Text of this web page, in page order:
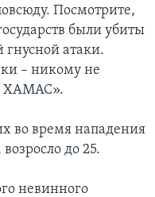
Посмотрите,
были убиты
гнусной атаки.
– никому не
ХАМАС».
во время нападения
до 25.
невинного